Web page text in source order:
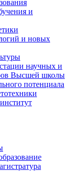
и
и новых
научных и
Высшей школы
потенциала